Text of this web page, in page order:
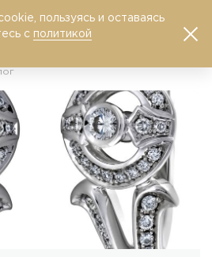
0
пользуясь и оставаясь
с политикой